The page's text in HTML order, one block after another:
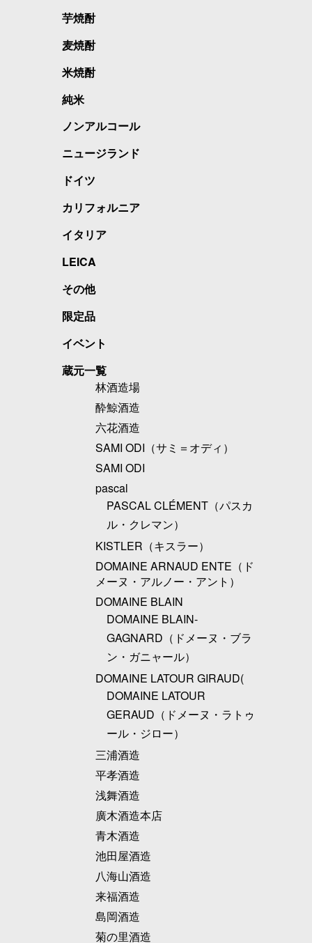
芋焼酎
麦焼酎
米焼酎
純米
ノンアルコール
ニュージランド
ドイツ
カリフォルニア
イタリア
LEICA
その他
限定品
イベント
蔵元一覧
林酒造場
酔鯨酒造
六花酒造
SAMI ODI（サミ＝オディ）
SAMI ODI
pascal
PASCAL CLÉMENT（パスカ
ル・クレマン）
KISTLER（キスラー）
DOMAINE ARNAUD ENTE（ド
メーヌ・アルノー・アント）
DOMAINE BLAIN
DOMAINE BLAIN-
GAGNARD（ドメーヌ・ブラ
ン・ガニャール）
DOMAINE LATOUR GIRAUD(
DOMAINE LATOUR
GERAUD（ドメーヌ・ラトゥ
ール・ジロー）
三浦酒造
平孝酒造
浅舞酒造
廣木酒造本店
青木酒造
池田屋酒造
八海山酒造
来福酒造
島岡酒造
菊の里酒造